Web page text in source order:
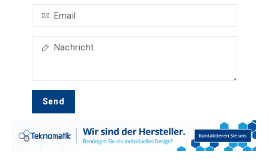
Send